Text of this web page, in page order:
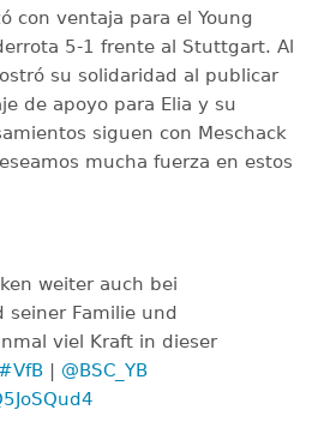
con ventaja para el Young
5-1 frente al Stuttgart. Al
su solidaridad al publicar
de apoyo para Elia y su
siguen con Meschack
mucha fuerza en estos
weiter auch bei
seiner Familie und
viel Kraft in dieser
#VfB | @BSC_YB